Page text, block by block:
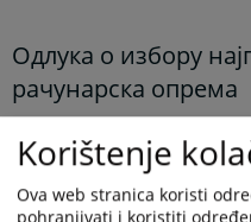
Одлука о избору
рачунарска опрема
Приказана вијест је на
Korištenje
Ova web stranica koristi
pohranjivati i koristiti